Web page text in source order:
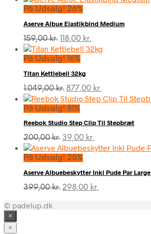
På Udsalg! 26%
Aserve Albue Elastikbind Medium
159,00kr. Den
oprindelige
pris
159,00 kr..
118,00 kr.
aktuelle
På Udsalg! 16%
Titan Kettlebell 32kg
1.049,00kr. Den
oprindelige
pris
1.049,00 kr..
877,00 kr.
aktuelle
877,00 kr..
På Udsalg! 81%
Reebok Studio Step Clip Til Stepbræt
200,00kr. Den
oprindelige
pris
200,00 kr..
39,00 kr.
aktuelle
39,00 kr..
På Udsalg! 25%
Aserve Albuebeskytter Inkl Pude Par Large
399,00kr. Den
298,00 kr.
© padelup.dk
×
×